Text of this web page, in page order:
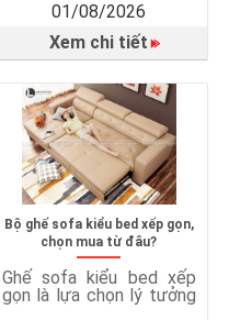
trực tiếp đến chất lượng
giấc ngủ, sức khỏe và sự
tiện nghi trong cuộc
sống hằng ngày. Một
chiếc giường ngủ phù
hợp không chỉ mang đến
giấc ngủ ngon mà còn
giúp bảo vệ sức khỏe, tối
ưu […]
01/08/2026
Xem chi tiết
Bộ ghế sofa kiểu bed xếp gọn,
chọn mua từ đâu?
Ghế sofa kiểu bed xếp
gọn là lựa chọn lý tưởng